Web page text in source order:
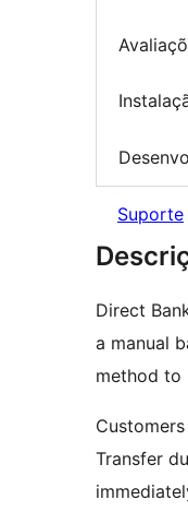
Suporte
Direct
a manual
method to
Transfer